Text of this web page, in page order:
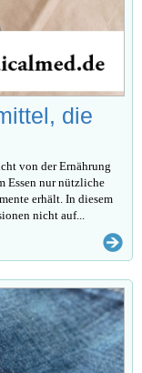
die
von der Ernährung
Essen nur nützliche
erhält. In diesem
nicht auf...